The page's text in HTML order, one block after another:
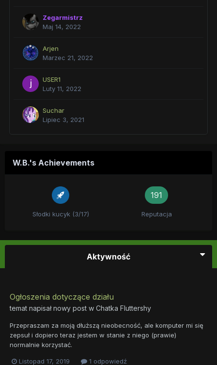
Zegarmistrz
Maj 14, 2022
Arjen
Marzec 21, 2022
USER1
Luty 11, 2022
Suchar
Lipiec 3, 2021
W.B.'s Achievements
Słodki kucyk (3/17)
191
Reputacja
Aktywność
Ogłoszenia dotyczące działu
temat napisał nowy post w Chatka Fluttershy
Przepraszam za moją dłuższą nieobecność, ale komputer mi się
zepsuł i dopiero teraz jestem w stanie z niego (prawie)
normalnie korzystać.
Listopad 17, 2019 1 odpowiedź